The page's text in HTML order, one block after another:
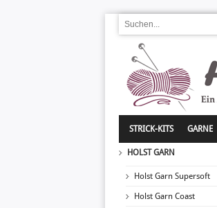
STRICK-KITS GARNE
HOLST GARN
Holst Garn Supersoft
Holst Garn Coast